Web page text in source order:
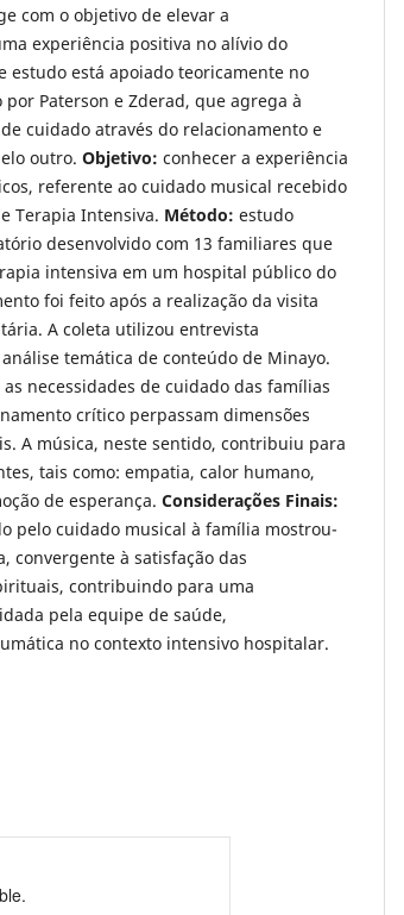
com o objetivo de elevar a
experiência positiva no alívio do
está apoiado teoricamente no
Paterson e Zderad, que agrega à
cuidado através do relacionamento e
outro. Objetivo: conhecer a experiência
referente ao cuidado musical recebido
Terapia Intensiva. Método: estudo
desenvolvido com 13 familiares que
intensiva em um hospital público do
foi feito após a realização da visita
A coleta utilizou entrevista
temática de conteúdo de Minayo.
necessidades de cuidado das famílias
crítico perpassam dimensões
A música, neste sentido, contribuiu para
tais como: empatia, calor humano,
de esperança. Considerações Finais:
pelo cuidado musical à família mostrou-
convergente à satisfação das
contribuindo para uma
pela equipe de saúde,
no contexto intensivo hospitalar.